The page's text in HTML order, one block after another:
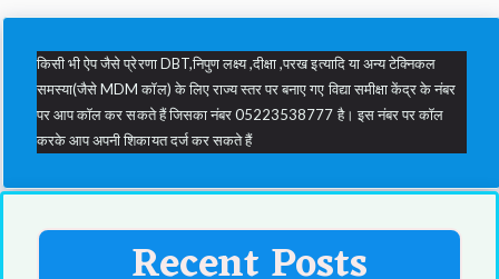
किसी भी ऐप जैसे प्रेरणा DBT,निपुण लक्ष्य ,दीक्षा ,परख इत्यादि या अन्य टेक्निकल
समस्या(जैसे MDM कॉल) के लिए राज्य स्तर पर बनाए गए विद्या समीक्षा केंद्र के नंबर
पर आप कॉल कर सकते हैं जिसका नंबर 05223538777 है। इस नंबर पर कॉल
करके आप अपनी शिकायत दर्ज कर सकते हैं